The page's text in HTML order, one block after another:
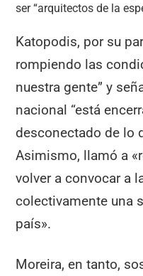
ser “arquitectos de la
Katopodis, por su
rompiendo las
nuestra gente” y
nacional “está
desconectado de lo
Asimismo, llamó a
volver a convocar a
colectivamente una
país».
Moreira, en tanto,